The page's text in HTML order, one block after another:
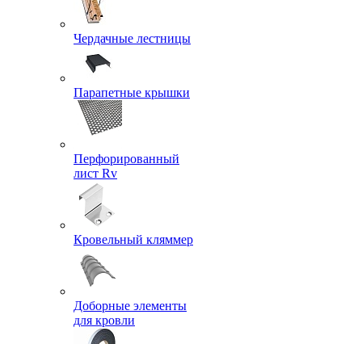
Чердачные лестницы
Парапетные крышки
Перфорированный
лист Rv
Кровельный кляммер
Доборные элементы
для кровли